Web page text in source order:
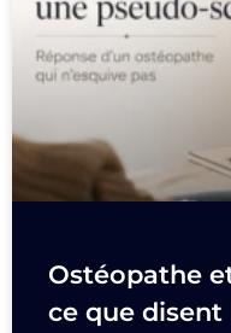
Ostéopathe
ce que disent